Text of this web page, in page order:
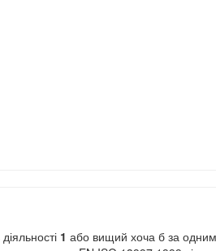
1 або вищий хоча б за одним